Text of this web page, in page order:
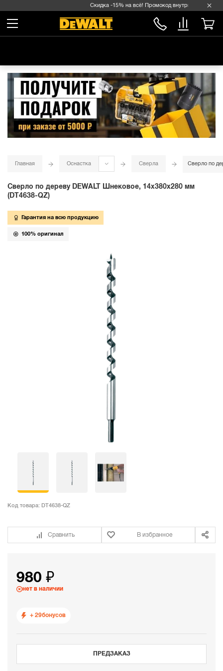
Скидка -15% на всё! Промокод внутри →
Главная Оснастка Сверла Сверло по
Сверло по дереву DEWALT Шнековое, 14x380x280 мм
(DT4638-QZ)
Гарантия на всю продукцию
100% оригинал
Код товара: DT4638-QZ
Сравнить В избранное
980 ₽
нет в наличии
+ 29бонусов
ПРЕДЗАКАЗ